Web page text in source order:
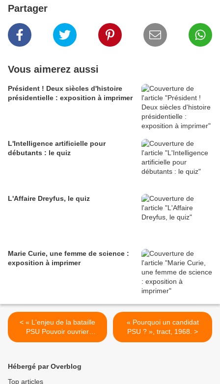
Partager
Vous aimerez aussi
Président ! Deux siècles d'histoire
présidentielle : exposition à imprimer
L'Intelligence artificielle pour
débutants : le quiz
L'Affaire Dreyfus, le quiz
Marie Curie, une femme de science :
exposition à imprimer
< « L'enjeu de la bataille
PSU Pouvoir ouvrier
pouvoir paysan pouvoir
20/6/1968.
« Pourquoi un candidat
PSU ? », tract, 1968. >
Hébergé par Overblog
Top articles